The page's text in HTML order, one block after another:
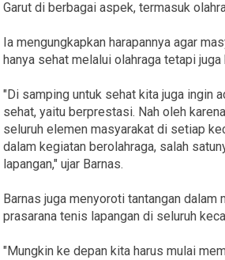
Garut di berbagai aspek, termasuk
Ia mengungkapkan harapannya agar
hanya sehat melalui olahraga tetapi
"Di samping untuk sehat kita juga ingin
sehat, yaitu berprestasi. Nah oleh
seluruh elemen masyarakat di setiap
dalam kegiatan berolahraga, salah
lapangan," ujar Barnas.
Barnas juga menyoroti tantangan dalam
prasarana tenis lapangan di seluruh
"Mungkin ke depan kita harus mulai